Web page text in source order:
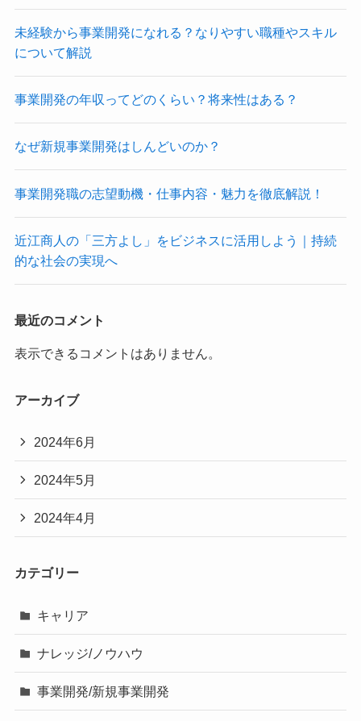
未経験から事業開発になれる？なりやすい職種やスキル
について解説
事業開発の年収ってどのくらい？将来性はある？
なぜ新規事業開発はしんどいのか？
事業開発職の志望動機・仕事内容・魅力を徹底解説！
近江商人の「三方よし」をビジネスに活用しよう｜持続
的な社会の実現へ
最近のコメント
表示できるコメントはありません。
アーカイブ
2024年6月
2024年5月
2024年4月
カテゴリー
キャリア
ナレッジ/ノウハウ
事業開発/新規事業開発